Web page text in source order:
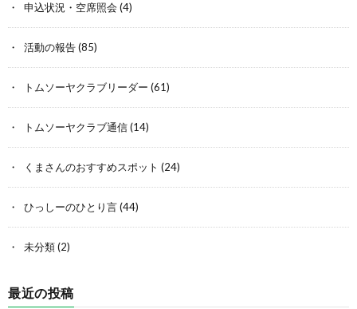
申込状況・空席照会 (4)
活動の報告(85)
トムソーヤクラブリーダー (61)
トムソーヤクラブ通信(14)
くまさんのおすすめスポット (24)
ひっしーのひとり言(44)
未分類(2)
最近の投稿